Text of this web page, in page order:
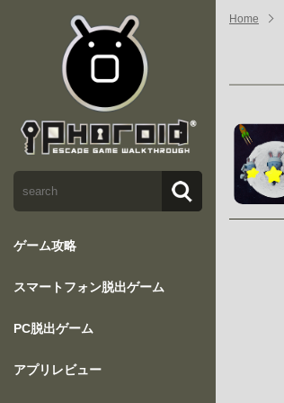
ゲーム攻略
スマートフォン脱出ゲーム
PC脱出ゲーム
アプリレビュー
Home